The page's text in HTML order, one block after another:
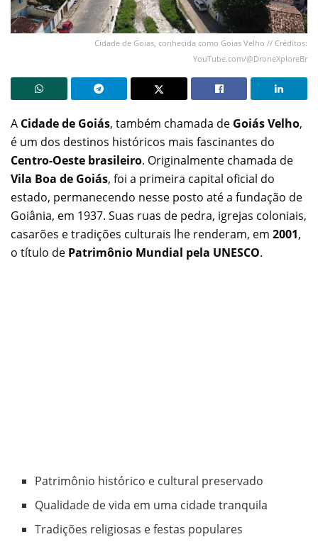
Cidade de Goias, conhecida como Goias Velho // Créditos:
YouTube.com/@DroneXploreBr
A Cidade de Goiás, também chamada de Goiás Velho,
é um dos destinos históricos mais fascinantes do
Centro-Oeste brasileiro. Originalmente chamada de
Vila Boa de Goiás, foi a primeira capital oficial do
estado, permanecendo nesse posto até a fundação de
Goiânia, em 1937. Suas ruas de pedra, igrejas coloniais,
casarões e tradições culturais lhe renderam, em 2001,
o título de Patrimônio Mundial pela UNESCO.
Patrimônio histórico e cultural preservado
Qualidade de vida em uma cidade tranquila
Tradições religiosas e festas populares